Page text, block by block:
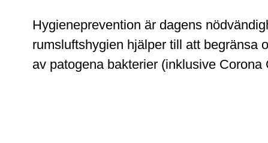
Hygieneprevention är dagens
rumsluftshygien hjälper till att begränsa
av patogena bakterier (inklusive Corona